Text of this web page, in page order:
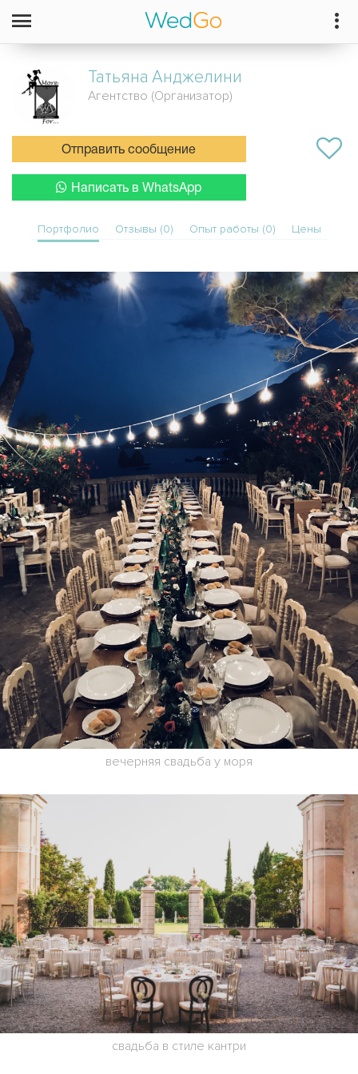
Татьяна Анджелини
Агентство (Организатор)
Отправить сообщение
Написать в WhatsApp
Портфолио Отзывы (0) Опыт работы (0) Цены
вечерняя свадьба у моря
свадьба в стиле кантри